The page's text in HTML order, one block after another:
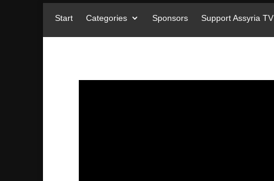
Start Categories Sponsors Support Assyria TV